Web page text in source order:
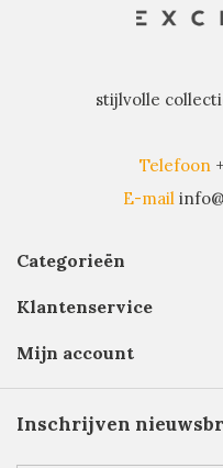
stijlvolle
Telefoon
E-mail
Categorieën
Klantenservice
Mijn account
Inschrijven